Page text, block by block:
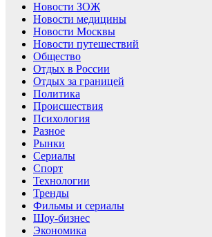
Новости ЗОЖ
Новости медицины
Новости Москвы
Новости путешествий
Общество
Отдых в России
Отдых за границей
Политика
Происшествия
Психология
Разное
Рынки
Сериалы
Спорт
Технологии
Тренды
Фильмы и сериалы
Шоу-бизнес
Экономика